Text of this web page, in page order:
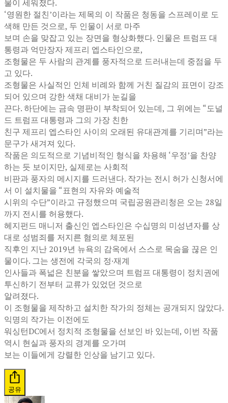
물이 세워졌다.
‘영원한 절친’이라는 제목의 이 작품은 청동을 스프레이로 도
색해 만든 것으로, 두 인물이 서로 마주
보며 손을 맞잡고 있는 장면을 형상화했다. 인물은 트럼프 대
통령과 억만장자 제프리 엡스타인으로,
조형물은 두 사람의 관계를 풍자적으로 드러내는데 중점을 두
고 있다.
조형물은 사실적인 인체 비례와 함께 거친 질감의 표면이 강조
되어 있으며 강한 색채 대비가 눈길을
끈다. 하단에는 금속 명판이 부착되어 있는데, 그 위에는 “도널
드 트럼프 대통령과 그의 가장 친한
친구 제프리 엡스타인 사이의 오래된 유대관계를 기리며”라는
문구가 새겨져 있다.
작품은 의도적으로 기념비적인 형식을 차용해 ‘우정’을 찬양
하는 듯 보이지만, 실제로는 사회적
비판과 풍자의 메시지를 드러낸다. 작가는 전시 허가 신청서에
서 이 설치물을 “표현의 자유와 예술적
시위의 수단”이라고 규정했으며 국립공원관리청은 오는 28일
까지 전시를 허용했다.
헤지펀드 매니저 출신인 엡스타인은 수십명의 미성년자를 상
대로 성범죄를 저지른 혐의로 체포된
직후인 지난 2019년 뉴욕의 감옥에서 스스로 목숨을 끊은 인
물이다. 그는 생전에 각국의 정·재계
인사들과 폭넓은 친분을 쌓았으며 트럼프 대통령이 정치권에
투신하기 전부터 교류가 있었던 것으로
알려졌다.
이 조형물을 제작하고 설치한 작가의 정체는 공개되지 않았다.
익명의 작가는 이전에도
워싱턴DC에서 정치적 조형물을 선보인 바 있는데, 이번 작품
역시 현실과 풍자의 경계를 오가며
보는 이들에게 강렬한 인상을 남기고 있다.
공유